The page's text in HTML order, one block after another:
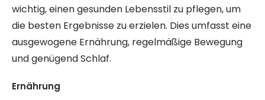
wichtig, einen gesunden Lebensstil zu pflegen, um
die besten Ergebnisse zu erzielen. Dies umfasst eine
ausgewogene Ernährung, regelmäßige Bewegung
und genügend Schlaf.
Ernährung